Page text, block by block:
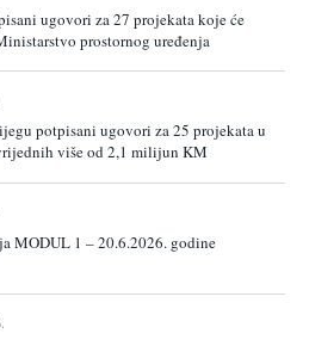
ugovori za 27 projekata koje će
prostornog uređenja
potpisani ugovori za 25 projekata u
više od 2,1 milijun KM
MODUL 1 – 20.6.2026. godine